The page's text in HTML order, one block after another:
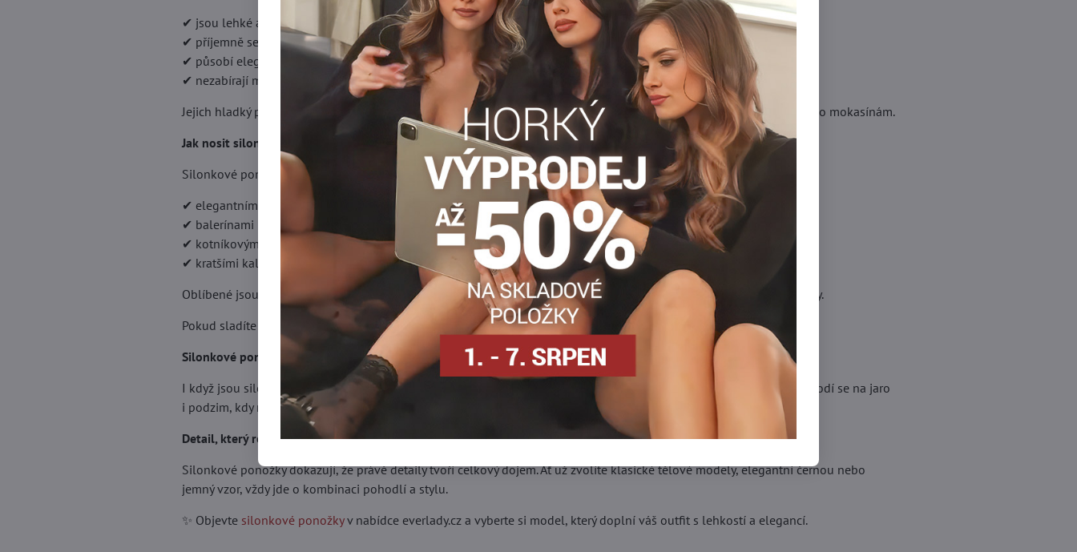
✔ jsou lehké a prodyšné
✔ příjemně se přizpůsobí noze
✔ působí elegantně a upraveně
✔ nezabírají místo v obuvi
Jejich hladký povrch a jemný lesk dodávají nohám upravený vzhled, který se hodí zejména k lodičkám, balerínám nebo mokasínám.
Jak nosit silonkové ponožky stylově?
Silonkové ponožky snadno zkombinujete s:
✔ elegantními lodičkami
✔ balerínami
✔ kotníkovými botami
✔ kratšími kalhotami nebo sukní
Oblíbené jsou zejména jemně vzorované modely, puntíky nebo minimalistické detaily, které působí moderně a žensky.
Pokud sladíte barvu ponožek s obuví, vytvoříte harmonický a sofistikovaný look.
Silonkové ponožky i do chladnějšího období?
I když jsou silonkové ponožky tenké, dokážou poskytnout lehkou ochranu a komfort během přechodného období. Hodí se na jaro
i podzim, kdy nechcete nosit klasické silné ponožky, ale zároveň chcete zachovat upravený vzhled.
Detail, který rozhoduje
Silonkové ponožky dokazují, že právě detaily tvoří celkový dojem. Ať už zvolíte klasické tělové modely, elegantní černou nebo
jemný vzor, vždy jde o kombinaci pohodlí a stylu.
✨ Objevte silonkové ponožkyv nabídce everlady.cz a vyberte si model, který doplní váš outfit s lehkostí a elegancí.